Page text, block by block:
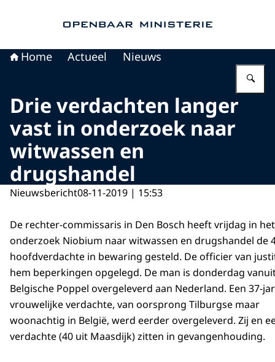
Home Actueel Nieuws
Drie verdachten langer
vast in onderzoek naar
witwassen en
drugshandel
Nieuwsbericht08-11-2019 | 15:53
De rechter-commissaris in Den Bosch heeft vrijdag in het
onderzoek Niobium naar witwassen en drugshandel de
hoofdverdachte in bewaring gesteld. De officier van
hem beperkingen opgelegd. De man is donderdag
Belgische Poppel overgeleverd aan Nederland. Een 37-
vrouwelijke verdachte, van oorsprong Tilburgse maar
woonachtig in België, werd eerder overgeleverd. Zij en
verdachte (40 uit Maasdijk) zitten in gevangenhouding.